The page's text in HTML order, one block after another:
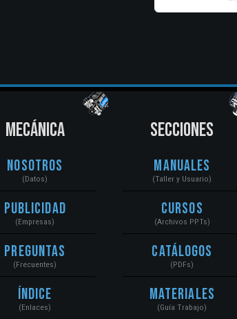
MECÁNICA
Nosotros
(Datos)
Publicidad
(Empresas)
Preguntas
(Frecuentes)
Índice
(Enlaces)
SECCIONES
Manuales
(Taller y Usuario)
Cursos
(Archivos PPTs)
Catálogos
(PDFs)
Materiales
(Guía Trabajo)